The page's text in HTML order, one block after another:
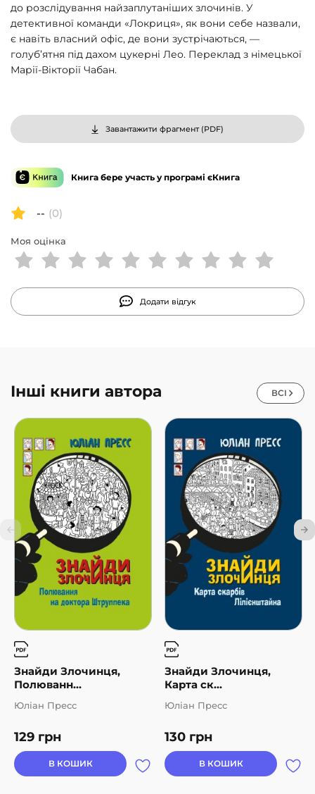
до розслідування найзаплутаніших злочинів. У
детективної команди «Локриця», як вони себе назвали,
є навіть власний офіс, де вони зустрічаються, —
голуб’ятня під дахом цукерні Лео. Переклад з німецької
Марії-Вікторії Чабан.
Завантажити фрагмент (PDF)
Книга бере участь у програмі єКнига
-- (0)
Моя оцінка
Додати відгук
Інші книги автора ВСІ
Знайди Злочинця,
Полюванн...
129 грн
Юліан Пресс
В КОШИК
Знайди Злочинця,
Карта ск...
130 грн
Юліан Пресс
В КОШИК